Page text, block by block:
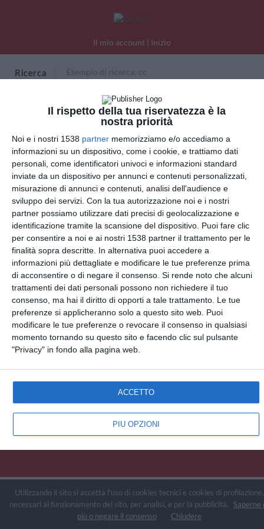
Il rispetto della tua riservatezza è la
nostra priorità
Noi e i nostri 1538 partner memorizziamo e/o accediamo a
informazioni su un dispositivo, come i cookie, e trattiamo dati
personali, come identificatori univoci e informazioni standard
inviate da un dispositivo per annunci e contenuti personalizzati,
misurazione di annunci e contenuti, analisi dell'audience e
sviluppo dei servizi. Con la tua autorizzazione noi e i nostri
partner possiamo utilizzare dati precisi di geolocalizzazione e
identificazione tramite la scansione del dispositivo. Puoi fare clic
per consentire a noi e ai nostri 1538 partner il trattamento per le
finalità sopra descritte. In alternativa puoi accedere a
informazioni più dettagliate e modificare le tue preferenze prima
di acconsentire o di negare il consenso. Si rende noto che alcuni
trattamenti dei dati personali possono non richiedere il tuo
consenso, ma hai il diritto di opporti a tale trattamento. Le tue
preferenze si applicheranno solo a questo sito web. Puoi
modificare le tue preferenze o revocare il consenso in qualsiasi
momento tornando su questo sito e facendo clic sul pulsante
"Privacy" in fondo alla pagina web.
PIÙ OPZIONI
ACCETTO
Il mio account | Inizio
Ricerca
Cartoline Capodanno Cinese
Kisseo©
Scopri anche: free ecards
cartes de voeux
tarjetas virtuales
kostenlose Grußkarten
Newsletter
Eventi 2020
Aiuto e Contatto
Utilizzando il sito si accetta l'uso di cookies tecnici e cookies di profilazione,
necessari al funzionamento del sito, per analisi, e per la pubblicità.
Saperne
più o negare il consenso
Chiudere